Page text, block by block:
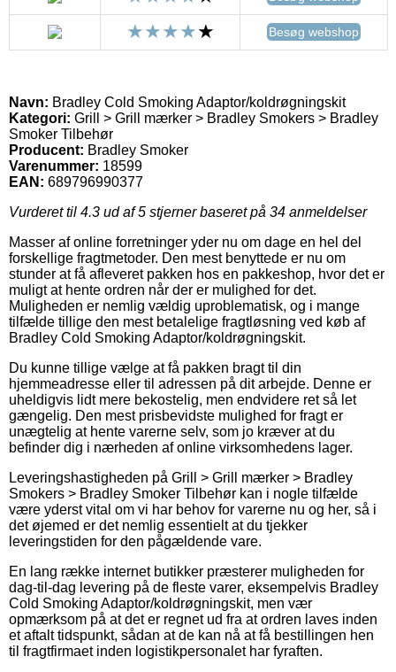
Besøg webshop
Navn: Bradley Cold Smoking Adaptor/koldrøgningskit
Kategori: Grill > Grill mærker > Bradley Smokers > Bradley
Smoker Tilbehør
Producent: Bradley Smoker
Varenummer: 18599
EAN: 689796990377
Vurderet til 4.3 ud af 5 stjerner baseret på 34 anmeldelser
Masser af online forretninger yder nu om dage en hel del
forskellige fragtmetoder. Den mest benyttede er nu om
stunder at få afleveret pakken hos en pakkeshop, hvor det er
muligt at hente ordren når der er mulighed for det.
Muligheden er nemlig vældig uproblematisk, og i mange
tilfælde tillige den mest betalelige fragtløsning ved køb af
Bradley Cold Smoking Adaptor/koldrøgningskit.
Du kunne tillige vælge at få pakken bragt til din
hjemmeadresse eller til adressen på dit arbejde. Denne er
uheldigvis lidt mere bekostelig, men endvidere ret så let
gængelig. Den mest prisbevidste mulighed for fragt er
unægtelig at hente varerne selv, som jo kræver at du
befinder dig i nærheden af online virksomhedens lager.
Leveringshastigheden på Grill > Grill mærker > Bradley
Smokers > Bradley Smoker Tilbehør kan i nogle tilfælde
være yderst vital om vi har behov for varerne nu og her, så i
det øjemed er det nemlig essentielt at du tjekker
leveringstiden for den pågældende vare.
En lang række internet butikker præsterer muligheden for
dag-til-dag levering på de fleste varer, eksempelvis Bradley
Cold Smoking Adaptor/koldrøgningskit, men vær
opmærksom på at det er regnet ud fra at ordren laves inden
et aftalt tidspunkt, sådan at de kan nå at få bestillingen hen
til fragtfirmaet inden logistikpersonalet har fyraften.